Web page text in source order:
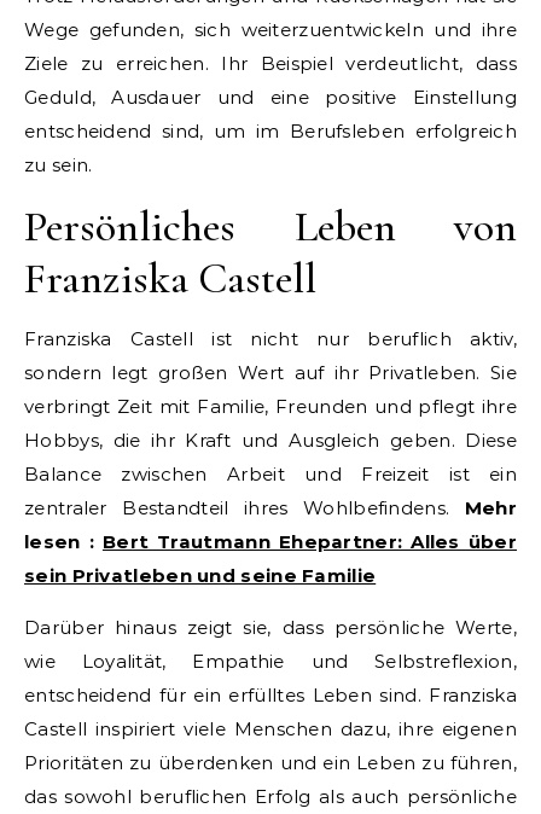
Wege gefunden, sich weiterzuentwickeln und ihre
Ziele zu erreichen. Ihr Beispiel verdeutlicht, dass
Geduld, Ausdauer und eine positive Einstellung
entscheidend sind, um im Berufsleben erfolgreich
zu sein.
Persönliches Leben von
Franziska Castell
Franziska Castell ist nicht nur beruflich aktiv,
sondern legt großen Wert auf ihr Privatleben. Sie
verbringt Zeit mit Familie, Freunden und pflegt ihre
Hobbys, die ihr Kraft und Ausgleich geben. Diese
Balance zwischen Arbeit und Freizeit ist ein
zentraler Bestandteil ihres Wohlbefindens. Mehr
lesen : Bert Trautmann Ehepartner: Alles über
sein Privatleben und seine Familie
Darüber hinaus zeigt sie, dass persönliche Werte,
wie Loyalität, Empathie und Selbstreflexion,
entscheidend für ein erfülltes Leben sind. Franziska
Castell inspiriert viele Menschen dazu, ihre eigenen
Prioritäten zu überdenken und ein Leben zu führen,
das sowohl beruflichen Erfolg als auch persönliche